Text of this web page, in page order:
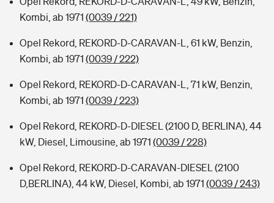
Kombi, ab 1971 (0039 / 221)
Opel Rekord, REKORD-D-CARAVAN-L, 61 kW, Benzin,
Kombi, ab 1971 (0039 / 222)
Opel Rekord, REKORD-D-CARAVAN-L, 71 kW, Benzin,
Kombi, ab 1971 (0039 / 223)
Opel Rekord, REKORD-D-DIESEL (2100 D, BERLINA), 44
kW, Diesel, Limousine, ab 1971 (0039 / 228)
Opel Rekord, REKORD-D-CARAVAN-DIESEL (2100
D,BERLINA), 44 kW, Diesel, Kombi, ab 1971 (0039 / 243)